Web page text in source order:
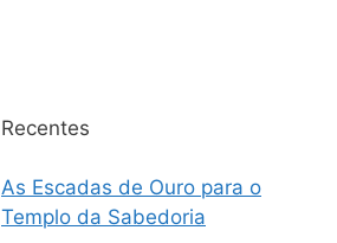
Recentes
As Escadas de Ouro para o
Templo da Sabedoria